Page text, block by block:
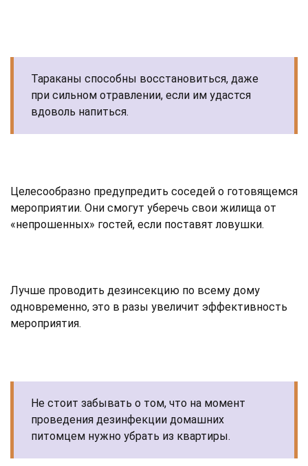
Тараканы способны восстановиться, даже
при сильном отравлении, если им удастся
вдоволь напиться.
Целесообразно предупредить соседей о готовящемся
мероприятии. Они смогут уберечь свои жилища от
«непрошенных» гостей, если поставят ловушки.
Лучше проводить дезинсекцию по всему дому
одновременно, это в разы увеличит эффективность
мероприятия.
Не стоит забывать о том, что на момент
проведения дезинфекции домашних
питомцем нужно убрать из квартиры.